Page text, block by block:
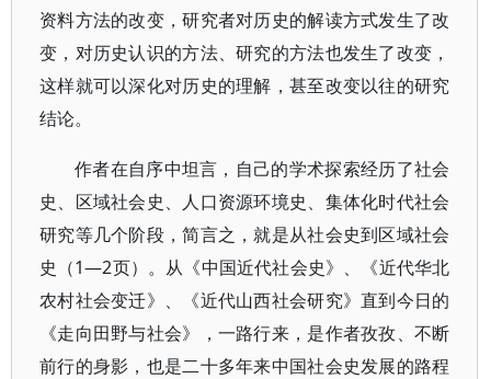
资料方法的改变，研究者对历史的解读方式发生了改
变，对历史认识的方法、研究的方法也发生了改变，
这样就可以深化对历史的理解，甚至改变以往的研究
结论。
作者在自序中坦言，自己的学术探索经历了社会
史、区域社会史、人口资源环境史、集体化时代社会
研究等几个阶段，简言之，就是从社会史到区域社会
史（1—2页）。从《中国近代社会史》、《近代华北
农村社会变迁》、《近代山西社会研究》直到今日的
《走向田野与社会》，一路行来，是作者孜孜、不断
前行的身影，也是二十多年来中国社会史发展的路程